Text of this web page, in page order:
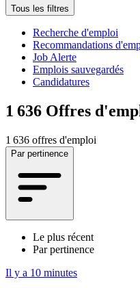
Tous les filtres
Recherche d'emploi
Recommandations
Job Alerte
Emplois sauvegardés
Candidatures
1 636 Offres
1 636 offres d'emploi
Par pertinence
Le plus récent
Par pertinence
Il y a 10 minutes